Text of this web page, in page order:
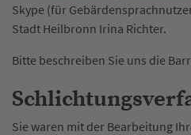
Skype (für
Stadt Heilbronn Irina Richter.
Bitte beschreiben Sie uns die
Sie waren mit der Bearbeitung